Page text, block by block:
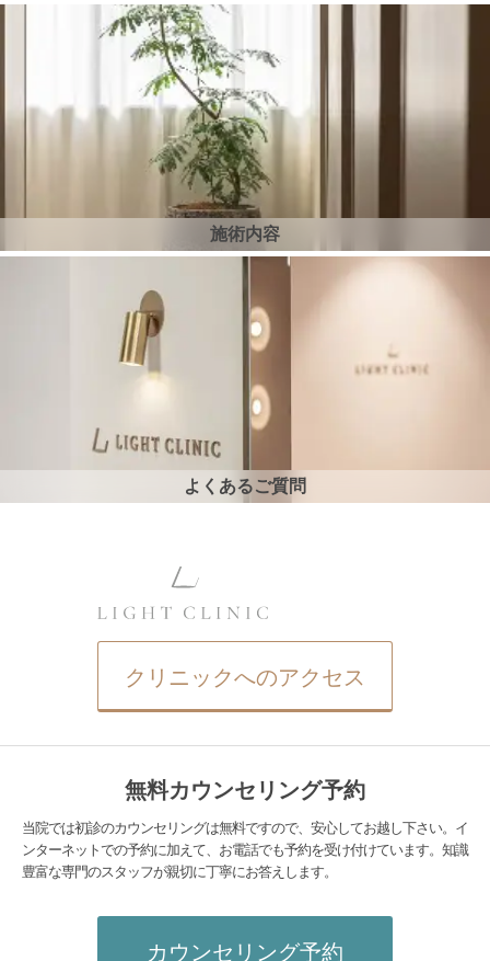
施術内容
よくあるご質問
クリニックへのアクセス
無料カウンセリング予約
当院では初診のカウンセリングは無料ですので、安心してお越し下さい。イ
ンターネットでの予約に加えて、お電話でも予約を受け付けています。知識
豊富な専門のスタッフが親切に丁寧にお答えします。
カウンセリング予約